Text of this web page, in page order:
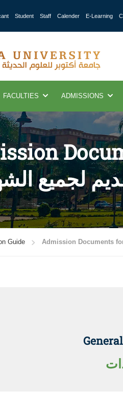
Student Staff Calender E-Learning
FACULTIES ADMISSIONS
لجميع
Guide